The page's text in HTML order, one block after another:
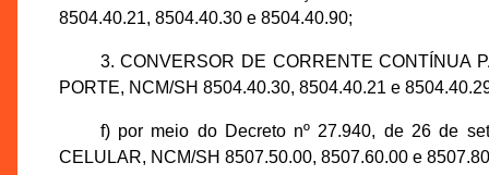
8504.40.21, 8504.40.30 e 8504.40.90;
3. CONVERSOR DE CORRENTE CONTÍNUA
PORTE, NCM/SH 8504.40.30, 8504.40.21 e
f) por meio do Decreto nº 27.940, de 26 de
CELULAR, NCM/SH 8507.50.00, 8507.60.00 e